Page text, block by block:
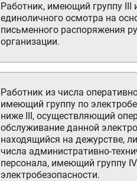
Работник, имеющий группу III
единоличного осмотра на
письменного распоряжения
организации.
Работник из числа
имеющий группу по
ниже III, осуществляющий
обслуживание данной
находящийся на дежурстве,
числа административно-
персонала, имеющий группу
электробезопасности.